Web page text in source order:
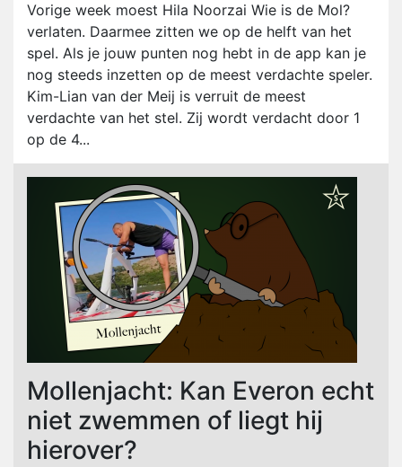
Vorige week moest Hila Noorzai Wie is de Mol?
verlaten. Daarmee zitten we op de helft van het
spel. Als je jouw punten nog hebt in de app kan je
nog steeds inzetten op de meest verdachte speler.
Kim-Lian van der Meij is verruit de meest
verdachte van het stel. Zij wordt verdacht door 1
op de 4...
Mollenjacht: Kan Everon echt
niet zwemmen of liegt hij
hierover?